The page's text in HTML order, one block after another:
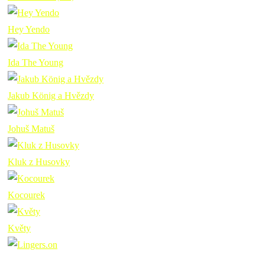
Hey Yendo
Ida The Young
Jakub König a Hvězdy
Johuš Matuš
Kluk z Husovky
Kocourek
Květy